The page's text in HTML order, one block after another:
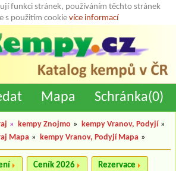
funkci stránek, používáním těchto stránek
s použitím cookie více informací
Mapa Schránka(0)
» kempy Znojmo » kempy Vranov, Podyjí »
Mapa » kempy Vranov, Podyjí Mapa »
Ceník 2026 Rezervace